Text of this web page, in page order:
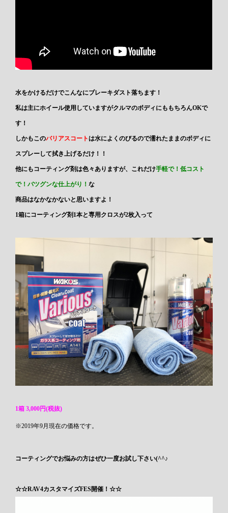
水をかけるだけでこんなにブレーキダスト落ちます！
私は主にホイール使用していますがクルマのボディにももちろんOKで
す！
しかもこのバリアスコートは水によくのびるので濡れたままのボディに
スプレーして拭き上げるだけ！！
他にもコーティング剤は色々ありますが、これだけ手軽で！低コスト
で！バツグンな仕上がり！な
商品はなかなかないと思いますよ！
1箱にコーティング剤1本と専用クロスが2枚入って
1箱 3,000円(税抜)
※2019年9月現在の価格です。
コーティングでお悩みの方はぜひ一度お試し下さい(^^♪
☆☆RAV4カスタマイズFES開催！☆☆